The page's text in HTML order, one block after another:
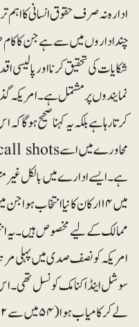
ادارہ نہ صرف حقوق انسانی کا اہم
چند اداروں میں سے ہے جن کا کام
کرتا رہا ہے بلکہ یہ کہنا صحیح ہوگا
ہے۔ ایسے ادارے میں بالکل
میں ۱۴ ارکان کا نیا انتخاب
ممالک کے لیے مخصوص ہیں ۔یہ
امریکہ کو نصف صدی میں پہلی
سوشل اینڈ اکنامک کونسل تھی